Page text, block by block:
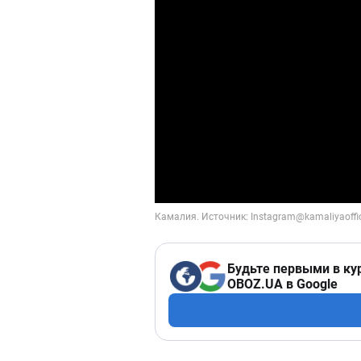
Будьте первыми в
OBOZ.UA в Google